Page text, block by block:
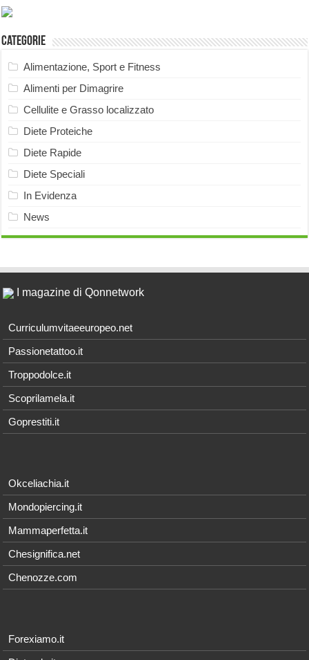
Categorie
Alimentazione, Sport e Fitness
Alimenti per Dimagrire
Cellulite e Grasso localizzato
Diete Proteiche
Diete Rapide
Diete Speciali
In Evidenza
News
I magazine di Qonnetwork
Curriculumvitaeeuropeo.net
Passionetattoo.it
Troppodolce.it
Scoprilamela.it
Goprestiti.it
Okceliachia.it
Mondopiercing.it
Mammaperfetta.it
Chesignifica.net
Chenozze.com
Forexiamo.it